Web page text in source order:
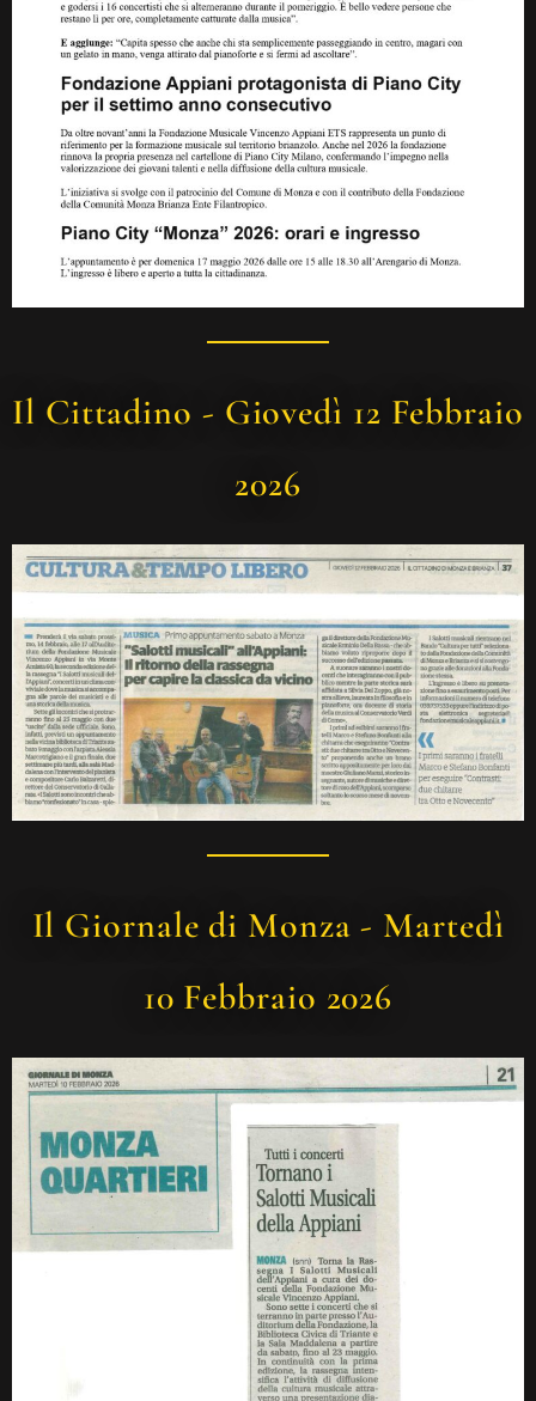
Il Cittadino - Giovedì 12 Febbraio
2026
Il Giornale di Monza - Martedì
10 Febbraio 2026